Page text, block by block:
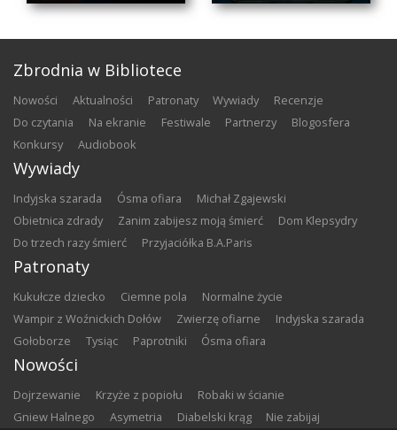
Zbrodnia w Bibliotece
nowości aktualności patronaty wywiady
recenzje
do czytania
na ekranie festiwale partnerzy
blogosfera
konkursy
audiobook
Wywiady
Indyjska szarada Ósma ofiara
Michał Zgajewski
Obietnica zdrady
Zanim zabijesz moją śmierć
Dom Klepsydry
Do trzech razy śmierć
Przyjaciółka B.A.Paris
Patronaty
Kukułcze dziecko Ciemne pola
Normalne życie
Wampir z Woźnickich Dołów
Zwierzę ofiarne
Indyjska szarada
Gołoborze
Tysiąc Paprotniki Ósma ofiara
Nowości
Dojrzewanie Krzyże z popiołu
Robaki w ścianie
Gniew Halnego
Asymetria Diabelski krąg Nie zabijaj